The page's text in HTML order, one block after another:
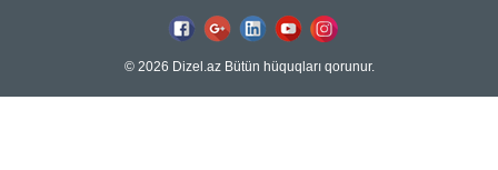
© 2026 Dizel.az Bütün hüquqları qorunur.